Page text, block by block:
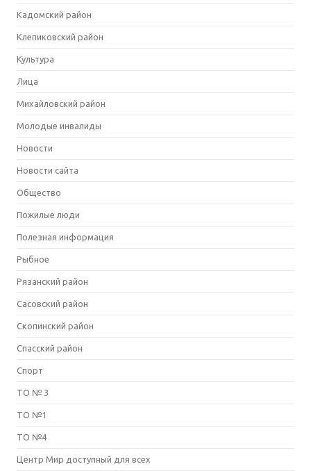
Кадомский район
Клепиковский район
Культура
Лица
Михайловский район
Молодые инвалиды
Новости
Новости сайта
Общество
Пожилые люди
Полезная информация
Рыбное
Рязанский район
Сасовский район
Скопинcкий район
Спасский район
Спорт
ТО № 3
ТО №1
ТО №4
Центр Мир доступный для всех